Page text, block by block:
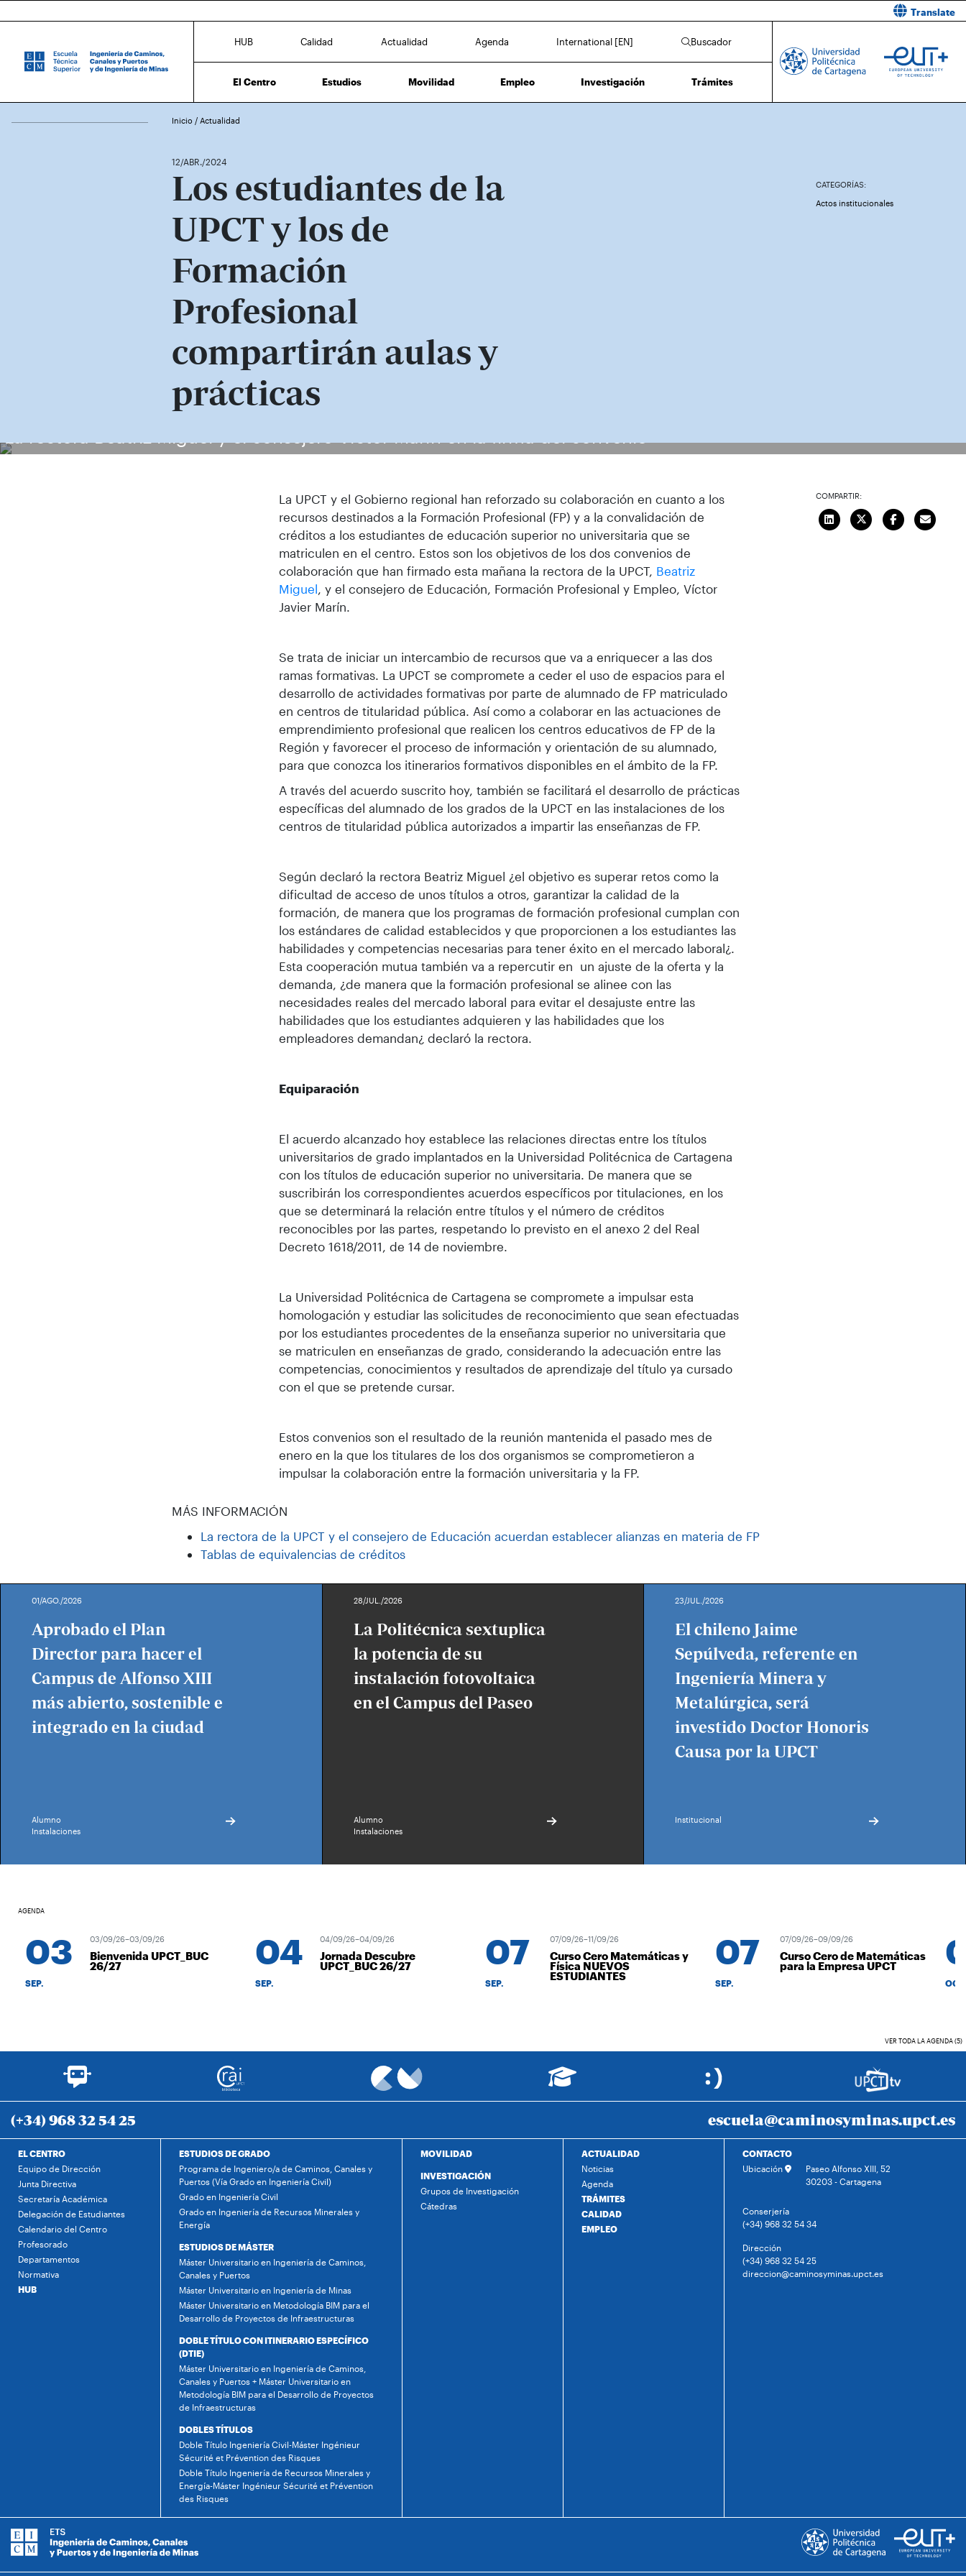
Translate
HUB Calidad Actualidad Agenda International [EN] Buscador
El Centro Estudios Movilidad Empleo Investigación Trámites
Inicio / Actualidad
12/ABR./2024
Los estudiantes de la
UPCT y los de
Formación
Profesional
compartirán aulas y
prácticas
CATEGORÍAS:
Actos institucionales
La UPCT y el Gobierno regional han reforzado su colaboración en cuanto a los
recursos destinados a la Formación Profesional (FP) y a la convalidación de
créditos a los estudiantes de educación superior no universitaria que se
matriculen en el centro. Estos son los objetivos de los dos convenios de
colaboración que han firmado esta mañana la rectora de la UPCT, Beatriz
Miguel, y el consejero de Educación, Formación Profesional y Empleo, Víctor
Javier Marín.
Se trata de iniciar un intercambio de recursos que va a enriquecer a las dos
ramas formativas. La UPCT se compromete a ceder el uso de espacios para el
desarrollo de actividades formativas por parte de alumnado de FP matriculado
en centros de titularidad pública. Así como a colaborar en las actuaciones de
emprendimiento profesional que realicen los centros educativos de FP de la
Región y favorecer el proceso de información y orientación de su alumnado,
para que conozca los itinerarios formativos disponibles en el ámbito de la FP.
A través del acuerdo suscrito hoy, también se facilitará el desarrollo de prácticas
específicas del alumnado de los grados de la UPCT en las instalaciones de los
centros de titularidad pública autorizados a impartir las enseñanzas de FP.
Según declaró la rectora Beatriz Miguel ¿el objetivo es superar retos como la
dificultad de acceso de unos títulos a otros, garantizar la calidad de la
formación, de manera que los programas de formación profesional cumplan con
los estándares de calidad establecidos y que proporcionen a los estudiantes las
habilidades y competencias necesarias para tener éxito en el mercado laboral¿.
Esta cooperación mutua también va a repercutir en un ajuste de la oferta y la
demanda, ¿de manera que la formación profesional se alinee con las
necesidades reales del mercado laboral para evitar el desajuste entre las
habilidades que los estudiantes adquieren y las habilidades que los
empleadores demandan¿ declaró la rectora.
Equiparación
El acuerdo alcanzado hoy establece las relaciones directas entre los títulos
universitarios de grado implantados en la Universidad Politécnica de Cartagena
con los títulos de educación superior no universitaria. De manera que se
suscribirán los correspondientes acuerdos específicos por titulaciones, en los
que se determinará la relación entre títulos y el número de créditos
reconocibles por las partes, respetando lo previsto en el anexo 2 del Real
Decreto 1618/2011, de 14 de noviembre.
La Universidad Politécnica de Cartagena se compromete a impulsar esta
homologación y estudiar las solicitudes de reconocimiento que sean efectuadas
por los estudiantes procedentes de la enseñanza superior no universitaria que
se matriculen en enseñanzas de grado, considerando la adecuación entre las
competencias, conocimientos y resultados de aprendizaje del título ya cursado
con el que se pretende cursar.
Estos convenios son el resultado de la reunión mantenida el pasado mes de
enero en la que los titulares de los dos organismos se comprometieron a
impulsar la colaboración entre la formación universitaria y la FP.
MÁS INFORMACIÓN
La rectora de la UPCT y el consejero de Educación acuerdan establecer alianzas en materia de FP
Tablas de equivalencias de créditos
COMPARTIR:
01/AGO./2026
Aprobado el Plan
Director para hacer el
Campus de Alfonso XIII
más abierto, sostenible e
integrado en la ciudad
Alumno
Instalaciones
28/JUL./2026
La Politécnica sextuplica
la potencia de su
instalación fotovoltaica
en el Campus del Paseo
Alumno
Instalaciones
23/JUL./2026
El chileno Jaime
Sepúlveda, referente en
Ingeniería Minera y
Metalúrgica, será
investido Doctor Honoris
Causa por la UPCT
Institucional
AGENDA
03
SEP.
03/09/26–03/09/26
Bienvenida UPCT_BUC
26/27 04
SEP.
04/09/26–04/09/26
Jornada Descubre
UPCT_BUC 26/27 07
SEP.
07/09/26–11/09/26
Curso Cero Matemáticas y
Física NUEVOS
ESTUDIANTES
07
SEP.
07/09/26–09/09/26
Curso Cero de Matemáticas
para la Empresa UPCT
OCT.
VER TODA LA AGENDA (5)
(+34) 968 32 54 25 escuela@caminosyminas.upct.es
EL CENTRO
Equipo de Dirección
Junta Directiva
Secretaría Académica
Delegación de Estudiantes
Calendario del Centro
Profesorado
Departamentos
Normativa
HUB
ESTUDIOS DE GRADO
Programa de Ingeniero/a de Caminos, Canales y
Puertos (Vía Grado en Ingeniería Civil)
Grado en Ingeniería Civil
Grado en Ingeniería de Recursos Minerales y
Energía
ESTUDIOS DE MÁSTER
Máster Universitario en Ingeniería de Caminos,
Canales y Puertos
Máster Universitario en Ingeniería de Minas
Máster Universitario en Metodología BIM para el
Desarrollo de Proyectos de Infraestructuras
DOBLE TÍTULO CON ITINERARIO ESPECÍFICO
(DTIE)
Máster Universitario en Ingeniería de Caminos,
Canales y Puertos + Máster Universitario en
Metodología BIM para el Desarrollo de Proyectos
de Infraestructuras
DOBLES TÍTULOS
Doble Título Ingeniería Civil-Máster Ingénieur
Sécurité et Prévention des Risques
Doble Título Ingeniería de Recursos Minerales y
Energía-Máster Ingénieur Sécurité et Prévention
des Risques
MOVILIDAD
INVESTIGACIÓN
Grupos de Investigación
Cátedras
ACTUALIDAD
Noticias
Agenda
TRÁMITES
CALIDAD
EMPLEO
CONTACTO
Ubicación
Paseo Alfonso XIII, 52
30203 - Cartagena
Conserjería
(+34) 968 32 54 34
Dirección
(+34) 968 32 54 25
direccion@caminosyminas.upct.es